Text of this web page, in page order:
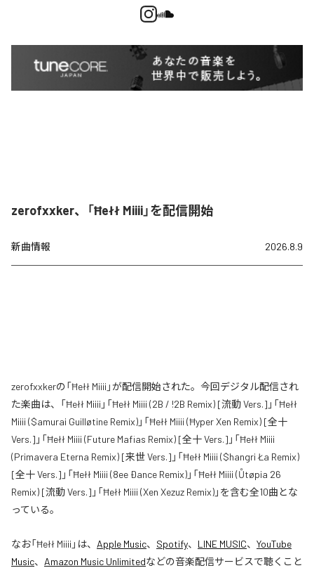
zerofxxker、「Ħełł Miiii」を配信開始
新曲情報 2026.8.9
zerofxxkerの「Ħełł Miiii」が配信開始された。今回デジタル配信され
た楽曲は、「Ħełł Miiii」「Ħełł Miiii (2B / !2B Remix) [流動 Vers.]」「Ħełł
Miiii ($amurai Guilløtine Remix)」「Ħełł Miiii (Ħyper Xen Remix) [全十
Vers.]」「Ħełł Miiii (Future Mafias Remix) [全十 Vers.]」「Ħełł Miiii
(Primavera Eterna Remix) [来世 Vers.]」「Ħełł Miiii ($hangri Ła Remix)
[全十 Vers.]」「Ħełł Miiii (8ee Ðance Remix)」「Ħełł Miiii (Ůtøpia 26
Remix) [流動 Vers.]」「Ħełł Miiii (Xen Xezuz Remix)」を含む全10曲とな
っている。
なお「Ħełł Miiii 」は、 Apple Music、 Spotify、 LINE MUSIC、 YouTube
Music、 Amazon Music Unlimitedなどの音楽配信サービスで聴くこと